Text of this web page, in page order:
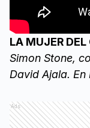
LA MUJER
Simon Stone,
David Ajala. En
Ads